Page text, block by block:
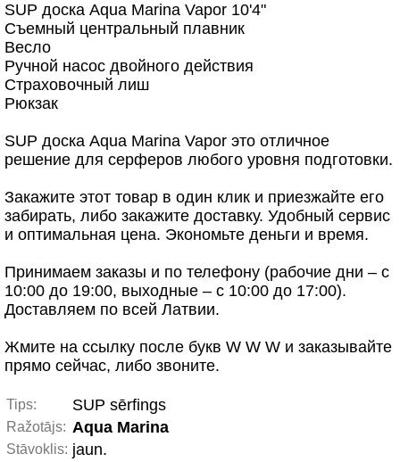
SUP доска Aqua Marina Vapor 10'4"
Съемный центральный плавник
Весло
Ручной насос двойного действия
Страховочный лиш
Рюкзак
SUP доска Aqua Marina Vapor это отличное
решение для серферов любого уровня подготовки.
Закажите этот товар в один клик и приезжайте его
забирать, либо закажите доставку. Удобный сервис
и оптимальная цена. Экономьте деньги и время.
Принимаем заказы и по телефону (рабочие дни – с
10:00 до 19:00, выходные – с 10:00 до 17:00).
Доставляем по всей Латвии.
Жмите на ссылку после букв W W W и заказывайте
прямо сейчас, либо звоните.
Tips: SUP sērfings
Ražotājs: Aqua Marina
Stāvoklis: jaun.